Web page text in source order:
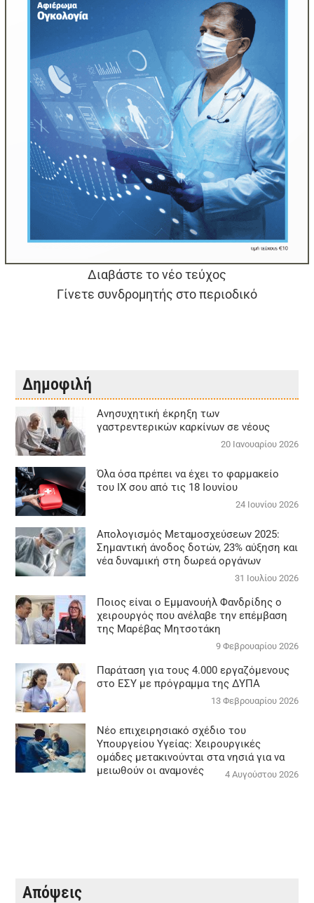
Διαβάστε το νέο τεύχος
Γίνετε συνδρομητής στο περιοδικό
Δημοφιλή
Aνησυχητική έκρηξη των
γαστρεντερικών καρκίνων σε νέους
20 Ιανουαρίου 2026
Όλα όσα πρέπει να έχει το φαρμακείο
του ΙΧ σου από τις 18 Ιουνίου
24 Ιουνίου 2026
Απολογισμός Μεταμοσχεύσεων 2025:
Σημαντική άνοδος δοτών, 23% αύξηση και
νέα δυναμική στη δωρεά οργάνων
31 Ιουλίου 2026
Ποιος είναι ο Εμμανουήλ Φανδρίδης ο
χειρουργός που ανέλαβε την επέμβαση
της Μαρέβας Μητσοτάκη
9 Φεβρουαρίου 2026
Παράταση για τους 4.000 εργαζόμενους
στο ΕΣΥ με πρόγραμμα της ΔΥΠΑ
13 Φεβρουαρίου 2026
Νέο επιχειρησιακό σχέδιο του
Υπουργείου Υγείας: Χειρουργικές
ομάδες μετακινούνται στα νησιά για να
μειωθούν οι αναμονές
4 Αυγούστου 2026
Απόψεις